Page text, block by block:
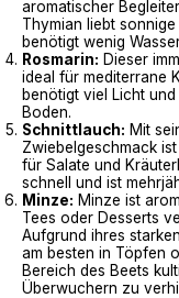
aromatischer
Thymian liebt
benötigt wenig
Rosmarin: Dieser
ideal für mediterrane
benötigt viel Licht
Boden.
Schnittlauch: Mit
Zwiebelgeschmack
für Salate und
schnell und ist
Minze: Minze ist
Tees oder Desserts
Aufgrund ihres
am besten in Töpfen
Bereich des Beets
Überwuchern zu